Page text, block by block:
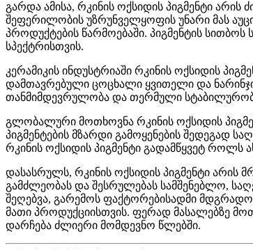
გარდა ამისა, რკინის ოქსიდის პიგმენტი
შეფერილობის უზრუნველყოფის უნარი მას
პროდუქტების წარმოებაში. პიგმენტის
სპექტრისთვის.
კერამიკის ინდუსტრიაში რკინის ოქსიდის
დამთავრებული ცოცხალი ყვითელი და
თანმიმდევრულობა და თერმული
გლობალური მოთხოვნა რკინის ოქსიდის
პიგმენტების მზარდი გამოყენების შედეგად
რკინის ოქსიდის პიგმენტი გადამწყვეტ როლს
დასასრულს, რკინის ოქსიდის პიგმენტი
გამძლეობას და შესრულებას სამშენებლო,
შეღებვა, გარემოს ფაქტორებისადმი
მათი პროდუქციისთვის. ფერად მასალებზე
დარჩება ძლიერი მომდევნო წლებში.